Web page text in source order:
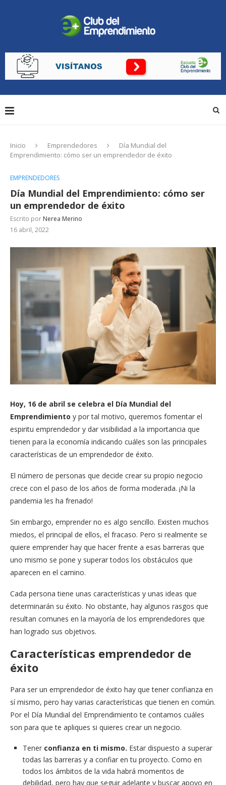
Inicio Emprendedores
Día Mundial del
Emprendimiento: cómo ser un emprendedor de éxito
EMPRENDEDORES
Día Mundial del Emprendimiento: cómo ser
un emprendedor de éxito
Escrito por Nerea Merino
16 abril, 2022
Hoy, 16 de abril se celebra el Día Mundial del
Emprendimiento y por tal motivo, queremos fomentar el
espiritu emprendedor y dar visibilidad a la importancia que
tienen para la economía indicando cuáles son las principales
características de un emprendedor de éxito.
El número de personas que decide crear su propio negocio
crece con el paso de los años de forma moderada. ¡Ni la
pandemia les ha frenado!
Sin embargo, emprender no es algo sencillo. Existen muchos
miedos, el principal de ellos, el fracaso. Pero si realmente se
quiere emprender hay que hacer frente a esas barreras que
uno mismo se pone y superar todos los obstáculos que
aparecen en el camino.
Cada persona tiene unas características y unas ideas que
determinarán su éxito. No obstante, hay algunos rasgos que
resultan comunes en la mayoría de los emprendedores que
han logrado sus objetivos.
Características emprendedor de
éxito
Para ser un emprendedor de éxito hay que tener confianza en
sí mismo, pero hay varias características que tienen en común.
Por el Día Mundial del Emprendimiento te contamos cuáles
son para que te apliques si quieres crear un negocio.
Tener confianza en ti mismo. Estar dispuesto a superar
todas las barreras y a confiar en tu proyecto. Como en
todos los ámbitos de la vida habrá momentos de
debilidad, pero hay que seguir adelante y buscar apoyo en